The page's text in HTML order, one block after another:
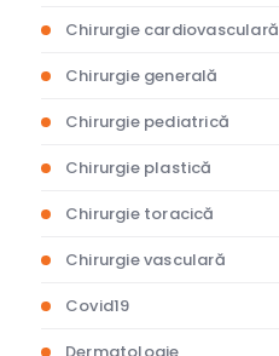
Chirurgie cardiovasculară
Chirurgie generală
Chirurgie pediatrică
Chirurgie plastică
Chirurgie toracică
Chirurgie vasculară
Covid19